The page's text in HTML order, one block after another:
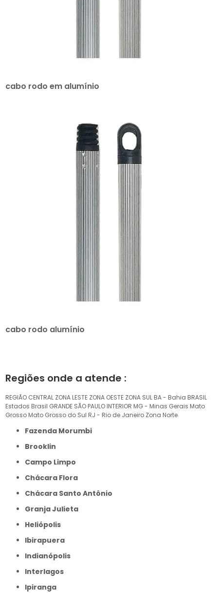
cabo rodo em alumínio
cabo rodo alumínio
Regiões onde a atende :
REGIÃO CENTRAL ZONA LESTE ZONA OESTE ZONA SUL BA - Bahia BRASIL
Estados Brasil GRANDE SÃO PAULO INTERIOR MG - Minas Gerais Mato
Grosso Mato Grosso do Sul RJ - Rio de Janeiro Zona Norte
Fazenda Morumbi
Brooklin
Campo Limpo
Chácara Flora
Chácara Santo Antônio
Granja Julieta
Heliópolis
Ibirapuera
Indianópolis
Interlagos
Ipiranga